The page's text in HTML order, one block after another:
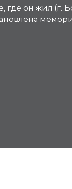
где он жил (г.